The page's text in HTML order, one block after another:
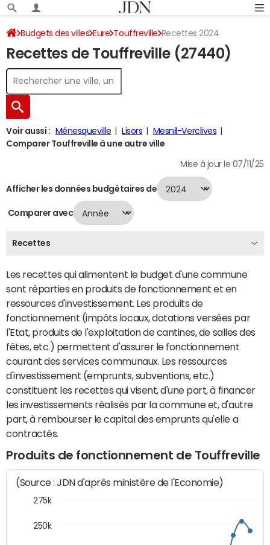
Budgets des villes Eure Touffreville Recettes 2024
Recettes de Touffreville (27440)
Voir aussi : Ménesqueville Lisors
Mesnil-Verclives
Comparer Touffreville à une autre ville
Mise à jour le 07/11/25
Afficher les données budgétaires de
Comparer avec
Recettes
Les recettes qui alimentent le budget d'une commune
sont réparties en produits de fonctionnement et en
ressources d'investissement. Les produits de
fonctionnement (impôts locaux, dotations versées par
l'Etat, produits de l'exploitation de cantines, de salles des
fêtes, etc.) permettent d'assurer le fonctionnement
courant des services communaux. Les ressources
d'investissement (emprunts, subventions, etc.)
constituent les recettes qui visent, d'une part, à financer
les investissements réalisés par la commune et, d'autre
part, à rembourser le capital des emprunts qu'elle a
contractés.
Produits de fonctionnement de Touffreville
(Source : JDN d'après ministère de l'Economie)
250k
275k